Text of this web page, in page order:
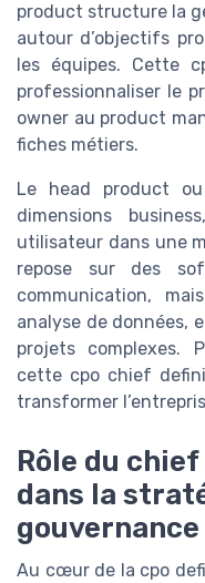
product structure la
autour d’objectifs
les équipes. Cette
professionnaliser le
owner au product
fiches métiers.
Le head product
dimensions
utilisateur dans une
repose sur des
communication,
analyse de données,
projets complexes.
cette cpo chief
transformer
Rôle du
dans la
gouvernance
Au cœur de la cpo